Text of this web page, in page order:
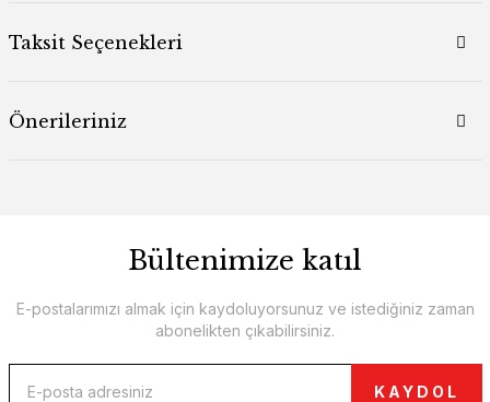
Taksit Seçenekleri
Önerileriniz
Bültenimize katıl
E-postalarımızı almak için kaydoluyorsunuz ve istediğiniz zaman
abonelikten çıkabilirsiniz.
KAYDOL